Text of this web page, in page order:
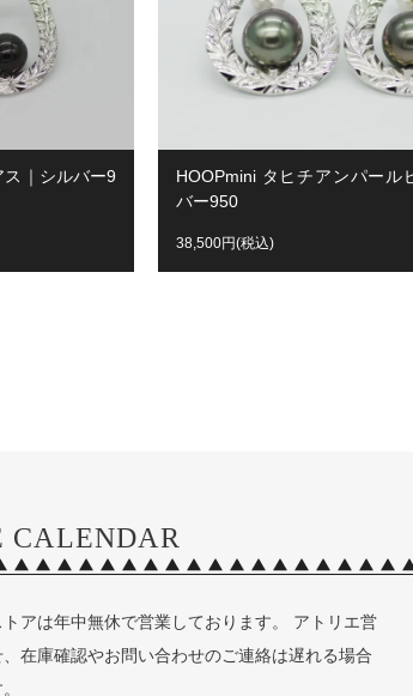
ス｜シルバー9
HOOPmini タヒチアンパール
バー950
38,500円(税込)
CALENDAR
アは年中無休で営業しております。 アトリエ営
在庫確認やお問い合わせのご連絡は遅れる場合